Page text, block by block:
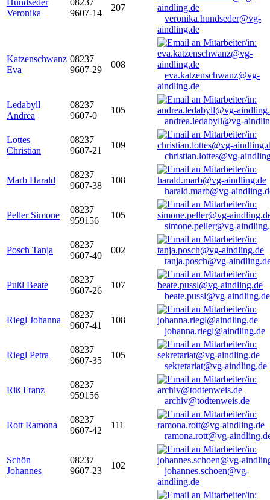
Hundseder
Veronika
08237
9607-14
207
veronika.hundseder@vg-
aindling.de
Katzenschwanz
Eva
08237
9607-29
008
eva.katzenschwanz@vg-
aindling.de
Ledabyll
Andrea
08237
9607-0
105
andrea.ledabyll@vg-
Lottes
Christian
08237
9607-21
109
christian.lottes@vg-
Marb Harald
08237
9607-38
108
harald.marb@vg-
Peller Simone
08237
959156
105
simone.peller@vg-
Posch Tanja
08237
9607-40
002
tanja.posch@vg-
Pußl Beate
08237
9607-26
107
beate.pussl@vg-aindling.de
Riegl Johanna
08237
9607-41
108
johanna.riegl@aindling.de
Riegl Petra
08237
9607-35
105
sekretariat@vg-aindling.de
Riß Franz
08237
959156
archiv@todtenweis.de
Rott Ramona
08237
9607-42
111
ramona.rott@vg-
Schön
Johannes
08237
9607-23
102
johannes.schoen@vg-
aindling.de